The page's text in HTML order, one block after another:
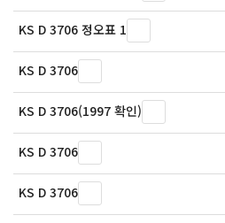
KS D 3706 정오표 1
KS D 3706
KS D 3706(1997 확인)
KS D 3706
KS D 3706